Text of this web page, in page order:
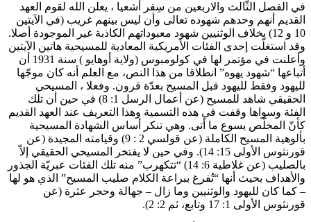
في الفصل الثّالث والاربعين من سِفر أشعيا ، يعلن الله لقوم العهد
القديم أنهم وحدهم شهوده تعالى وأن ليس بينهم غريب (في الآيتين
10 و 12) بخلاف الوثنيين شهود معبوداتهم الكاذبة غير الموجودة أصلا.
وقد استغلّت إحدى الفئات الأمريكية المعادية للمسيحية هاتين الآيتين
وأعلنت في مؤتمر لها في كولومبوس (ولاية أوهايو ) سنة 1931 أن
أتباعها “شهود يهوه” انطلاقا من هذا النص، مع العلم أنه كان موجّها
لليهود وفقط لليهود قبل المسيح بعدّة قرون. وفعلا ، المسيحي
الحقيقي شاهد للمسيح (عن أعمال الرسل 1: 8) في حين أن تلك
الفئة وسواها وقفت في هذه التسمية وهذا التعريف عند العهد القديم
كأنّ المخلّص يسوع ما أتى. وهي تنكر أساس الشهادة المسيحية
بألوهية المسيح الكاملة (عن قولسي 2 : 9) وقيامته المجيدة (عن
قورنثوس الأولى 15: 14). وفي حين لا يفتخر المسيحي الحقيقي إلاّ
بالصليب (عن غلاطية 6: 14) “تتكهرب” منه تلك الفئات عبريّة الجذور
والأهداف بحيث أنها “تُفرغ ببراعة الكلام صليب المسيح” الذي هو لها
– كما كان لليهود والوثنيين وما زال – جهالة وحجر عثرة (عن
قورنثوس الأولى 1: 17 وتابع، ثم 2: 2).